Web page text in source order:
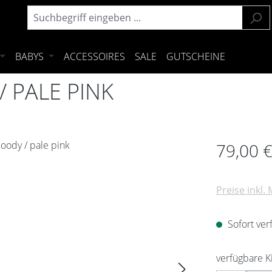
BABYS ACCESSOIRES SALE GUTSCHEINE
PALE PINK
Regulärer
79,00 €
Preise inkl.
Sofort
verfügbare